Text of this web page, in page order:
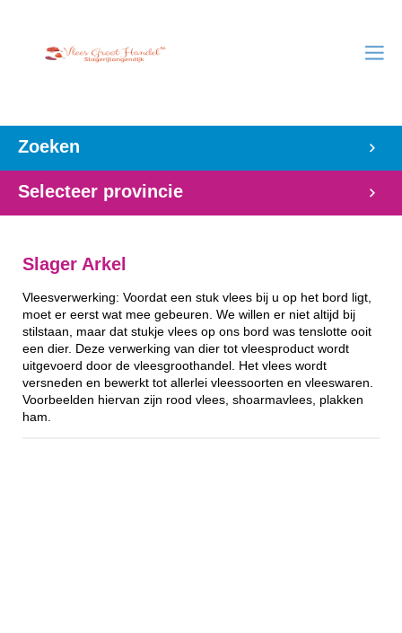
Zoeken
Selecteer provincie
Slager Arkel
Vleesverwerking: Voordat een stuk vlees bij u op het bord ligt,
moet er eerst wat mee gebeuren. We willen er niet altijd bij
stilstaan, maar dat stukje vlees op ons bord was tenslotte ooit
een dier. Deze verwerking van dier tot vleesproduct wordt
uitgevoerd door de vleesgroothandel. Het vlees wordt
versneden en bewerkt tot allerlei vleessoorten en vleeswaren.
Voorbeelden hiervan zijn rood vlees, shoarmavlees, plakken
ham.